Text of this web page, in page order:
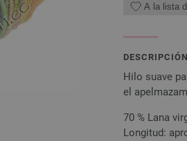
A la lista
DESCRIPCIÓN
Hilo suave
el
70 % Lana
Longitud: